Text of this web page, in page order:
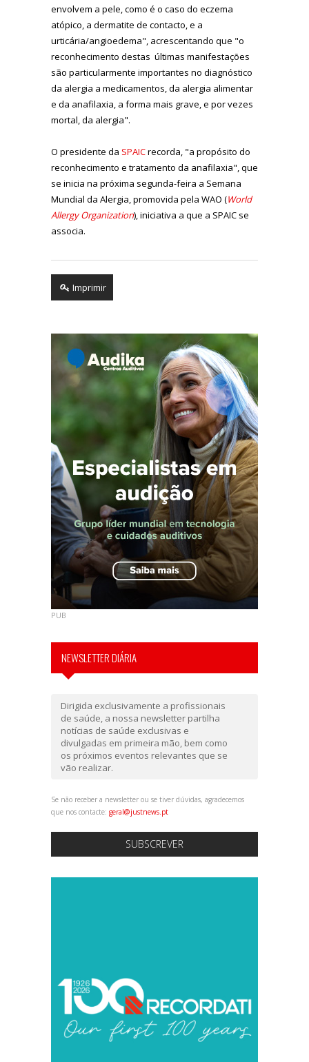
envolvem a pele, como é o caso do eczema
atópico, a dermatite de contacto, e a
urticária/angioedema", acrescentando que "o
reconhecimento destas últimas manifestações
são particularmente importantes no diagnóstico
da alergia a medicamentos, da alergia alimentar
e da anafilaxia, a forma mais grave, e por vezes
mortal, da alergia".
O presidente da SPAICrecorda, "a propósito do
reconhecimento e tratamento da anafilaxia", que
se inicia na próxima segunda-feira a Semana
Mundial da Alergia, promovida pela WAO (World
Allergy Organization), iniciativa a que a SPAIC se
associa.
Imprimir
PUB
NEWSLETTER DIÁRIA
Dirigida exclusivamente a profissionais
de saúde, a nossa newsletter partilha
notícias de saúde exclusivas e
divulgadas em primeira mão, bem como
os próximos eventos relevantes que se
vão realizar.
Se não receber a newsletter ou se tiver dúvidas, agradecemos
que nos contacte: geral@justnews.pt
SUBSCREVER